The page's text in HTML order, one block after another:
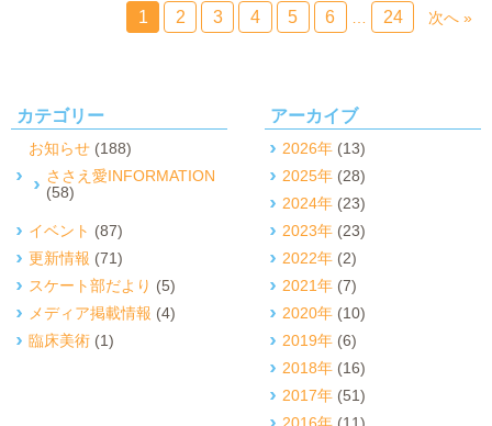
1 2 3 4 5 6 … 24 次へ »
カテゴリー
お知らせ (188)
ささえ愛INFORMATION
(58)
イベント (87)
更新情報 (71)
スケート部だより (5)
メディア掲載情報 (4)
臨床美術 (1)
アーカイブ
2026年 (13)
2025年 (28)
2024年 (23)
2023年 (23)
2022年 (2)
2021年 (7)
2020年 (10)
2019年 (6)
2018年 (16)
2017年 (51)